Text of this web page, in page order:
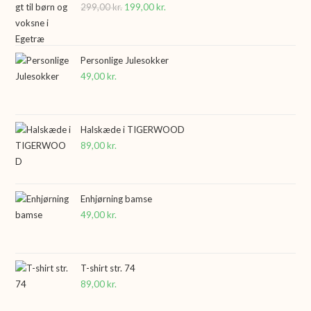
299,00kr. Den
var:
199,00kr.
er:
Personlige Julesokker
49,00kr.
Halskæde i TIGERWOOD
89,00kr.
Enhjørning bamse
49,00kr.
T-shirt str. 74
89,00kr.